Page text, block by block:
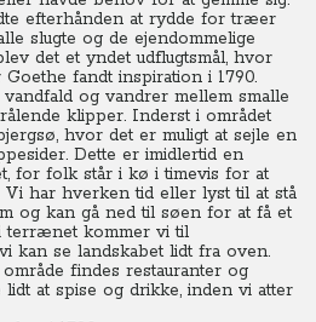
efterhånden at rydde for træer
slugte og de ejendommelige
det et yndet udflugtsmål, hvor
fandt inspiration i 1790.
og vandrer mellem smalle
klipper. Inderst i området
hvor det er muligt at sejle en
Dette er imidlertid en
for folk står i kø i timevis for at
har hverken tid eller lyst til at stå
og kan gå ned til søen for at få et
terrænet kommer vi til
kan se landskabet lidt fra oven.
findes restauranter og
at spise og drikke, inden vi atter